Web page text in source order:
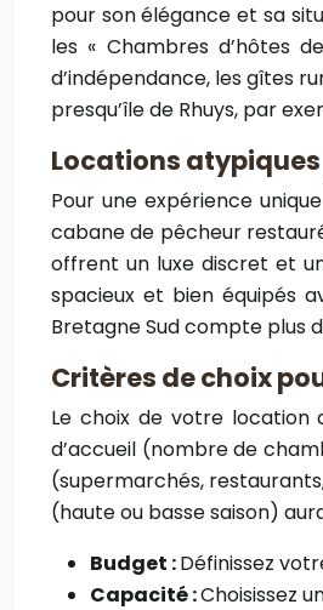
pour son élégance et sa
les « Chambres d’hôtes
d’indépendance, les gîtes
presqu’île de Rhuys, par
Locations
Pour une expérience
cabane de pêcheur
offrent un luxe discret et
spacieux et bien équipés
Bretagne Sud compte plus
Critères de choix
Le choix de votre location
d’accueil (nombre de
(supermarchés,
(haute ou basse saison)
Budget :Définissez
Capacité :Choisissez